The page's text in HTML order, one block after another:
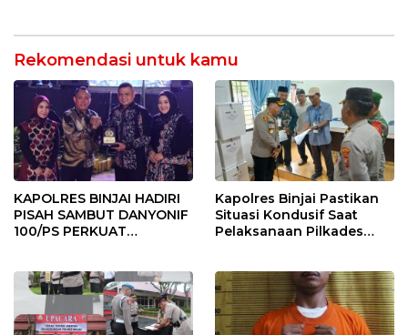
Rekomendasi untuk kamu
KAPOLRES BINJAI HADIRI
PISAH SAMBUT DANYONIF
100/PS PERKUAT
Kapolres Binjai Pastikan
Situasi Kondusif Saat
Pelaksanaan Pilkades